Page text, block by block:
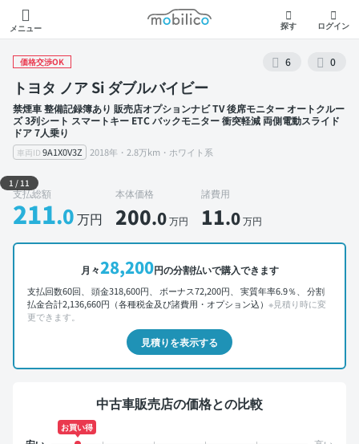
メニュー
モビリコ
探す ログイン
価格交渉OK 6 0
トヨタ ノア Si ダブルバイビー
禁煙車 整備記録簿あり 販売店オプションナビ TV 後席モニター オートクルー
ズ 3列シート スマートキー ETC バックモニター 衝突軽減 両側電動スライド
ドア 7人乗り
車両ID 9A1X0V3Z 2018年・2.8万km・ホワイト系
外装 左前
1 /11
支払総額
211.0万円
本体価格
200.0万円
諸費用
11.0万円
月々28,200円の分割払いで購入できます
支払回数60回、 頭金318,600円、 ボーナス72,200円、 実質年率6.9％、 分割
払金合計2,136,660円（各種税金及び諸費用・オプション込） ※見積り時に変
更できます。
見積りを表示する
中古車販売店の価格との比較
お買い得